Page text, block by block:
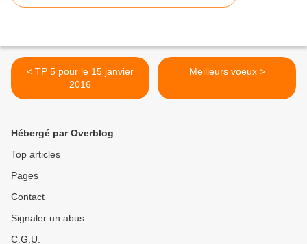
< TP 5 pour le 15 janvier
2016
Meilleurs voeux >
Hébergé par Overblog
Top articles
Pages
Contact
Signaler un abus
C.G.U.